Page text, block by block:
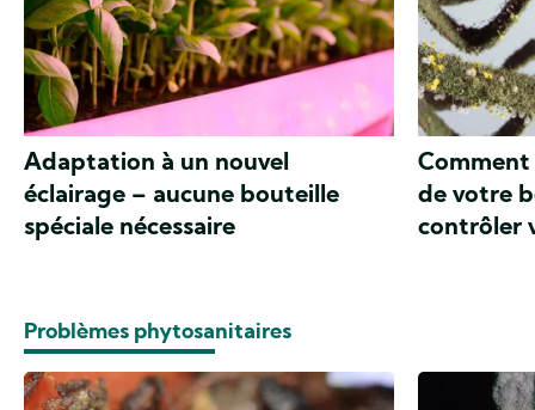
Adaptation à un nouvel
éclairage – aucune bouteille
spéciale nécessaire
de votre
contrôler
Problèmes phytosanitaires